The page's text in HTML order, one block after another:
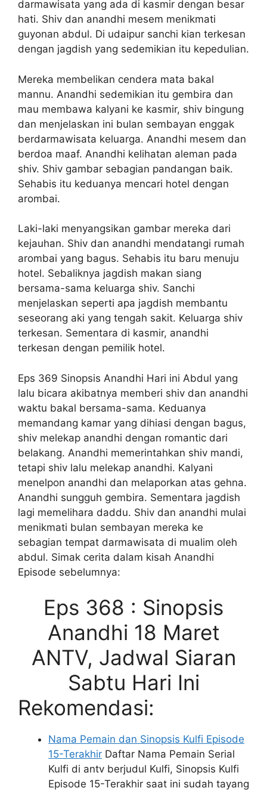
darmawisata yang ada di kasmir dengan besar
hati. Shiv dan anandhi mesem menikmati
guyonan abdul. Di udaipur sanchi kian terkesan
dengan jagdish yang sedemikian itu kepedulian.
Mereka membelikan cendera mata bakal
mannu. Anandhi sedemikian itu gembira dan
mau membawa kalyani ke kasmir, shiv bingung
dan menjelaskan ini bulan sembayan enggak
berdarmawisata keluarga. Anandhi mesem dan
berdoa maaf. Anandhi kelihatan aleman pada
shiv. Shiv gambar sebagian pandangan baik.
Sehabis itu keduanya mencari hotel dengan
arombai.
Laki-laki menyangsikan gambar mereka dari
kejauhan. Shiv dan anandhi mendatangi rumah
arombai yang bagus. Sehabis itu baru menuju
hotel. Sebaliknya jagdish makan siang
bersama-sama keluarga shiv. Sanchi
menjelaskan seperti apa jagdish membantu
seseorang aki yang tengah sakit. Keluarga shiv
terkesan. Sementara di kasmir, anandhi
terkesan dengan pemilik hotel.
Eps 369 Sinopsis Anandhi Hari ini Abdul yang
lalu bicara akibatnya memberi shiv dan anandhi
waktu bakal bersama-sama. Keduanya
memandang kamar yang dihiasi dengan bagus,
shiv melekap anandhi dengan romantic dari
belakang. Anandhi memerintahkan shiv mandi,
tetapi shiv lalu melekap anandhi. Kalyani
menelpon anandhi dan melaporkan atas gehna.
Anandhi sungguh gembira. Sementara jagdish
lagi memelihara daddu. Shiv dan anandhi mulai
menikmati bulan sembayan mereka ke
sebagian tempat darmawisata di mualim oleh
abdul. Simak cerita dalam kisah Anandhi
Episode sebelumnya:
Eps 368 : Sinopsis
Anandhi 18 Maret
ANTV, Jadwal Siaran
Sabtu Hari Ini
Rekomendasi:
Nama Pemain dan Sinopsis Kulfi Episode
15-Terakhir Daftar Nama Pemain Serial
Kulfi di antv berjudul Kulfi, Sinopsis Kulfi
Episode 15-Terakhir saat ini sudah tayang